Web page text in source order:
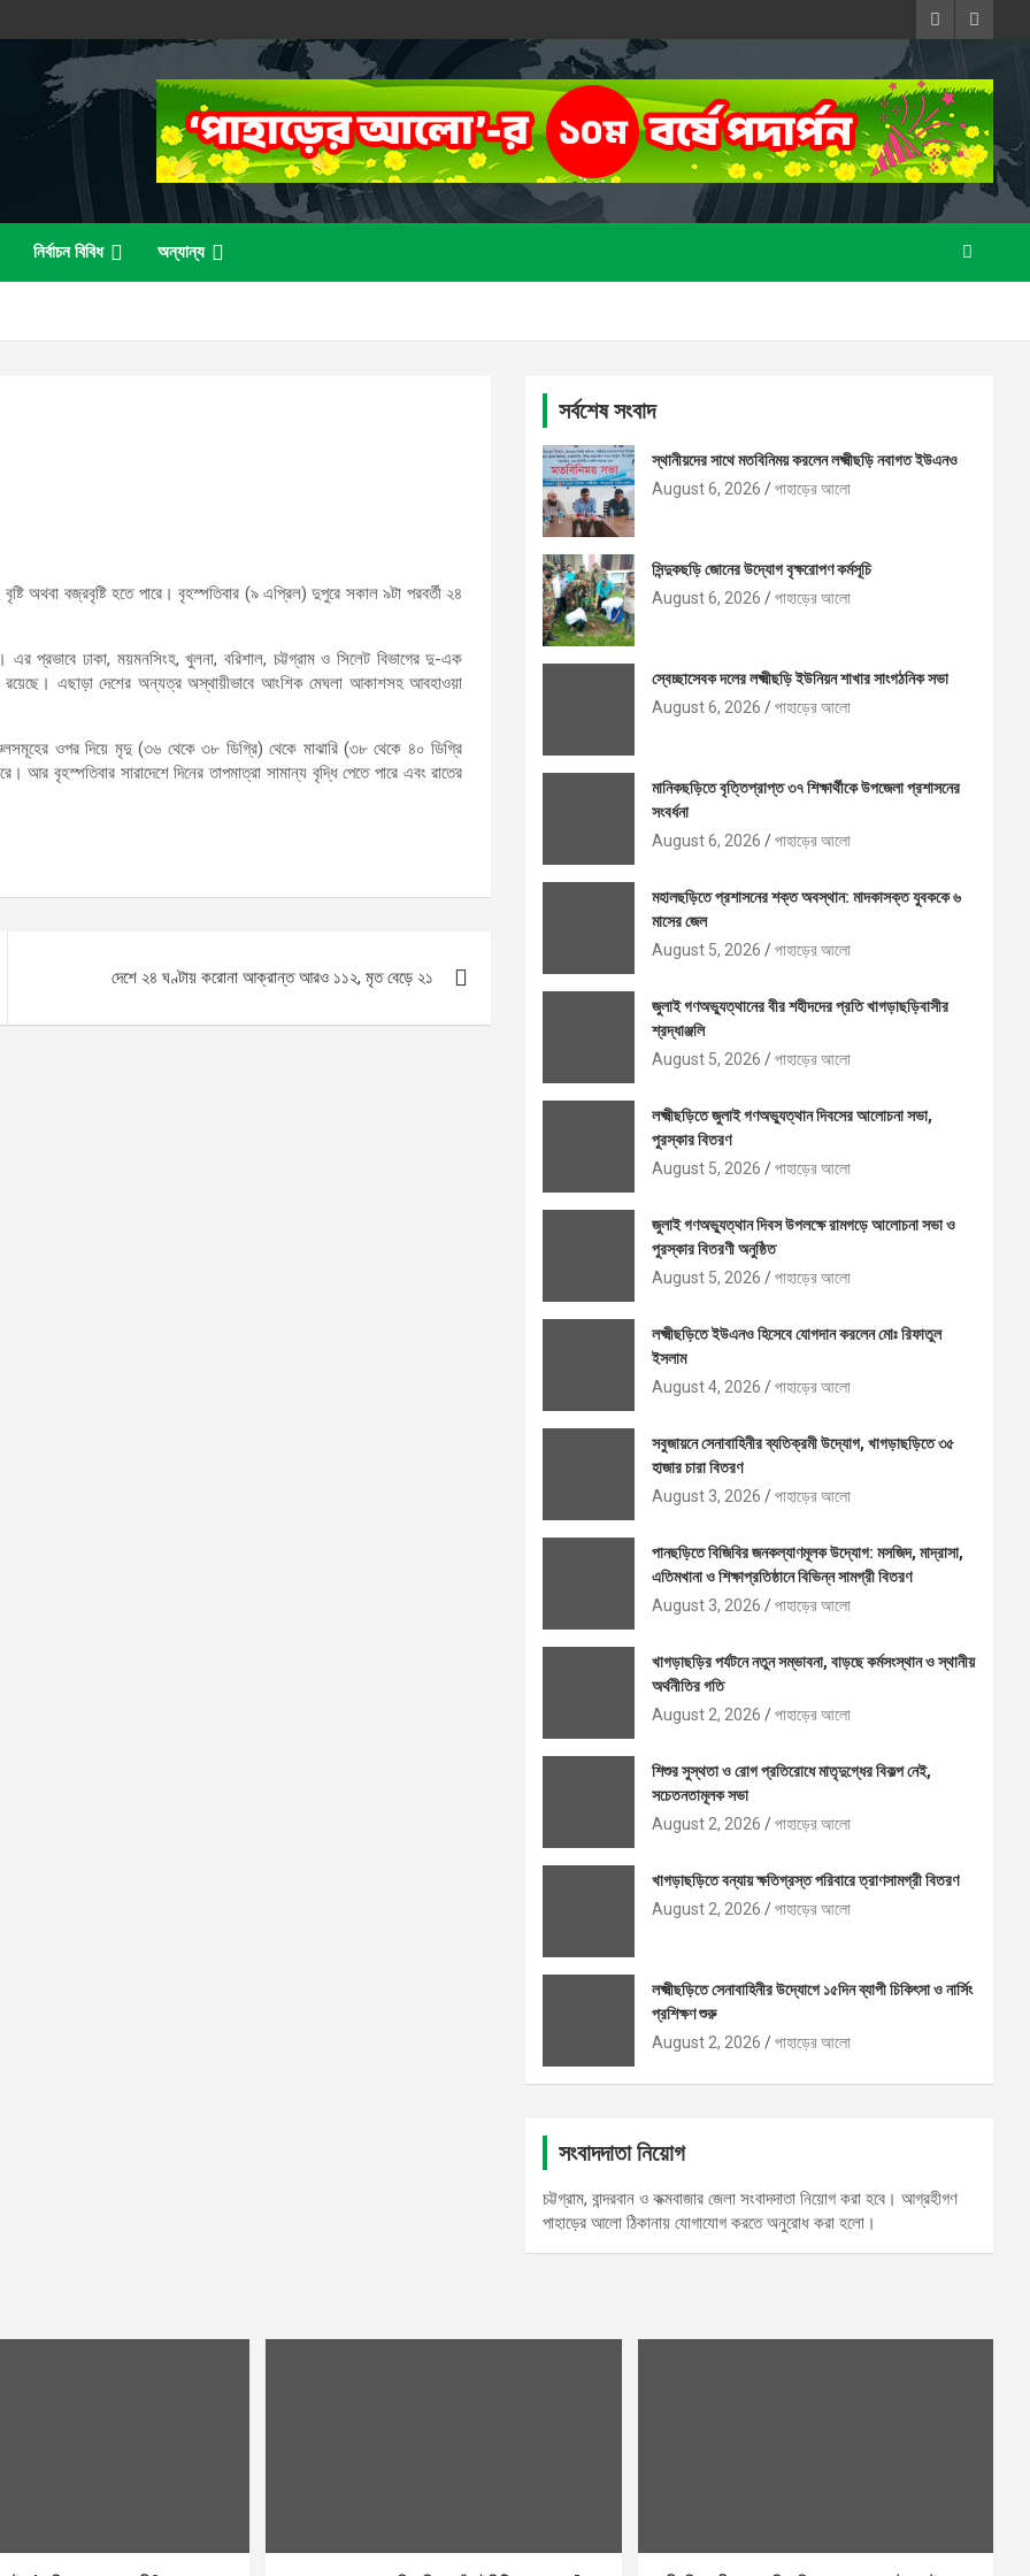
নির্বাচন বিবিধ অন্যান্য
অথবা বজ্রবৃষ্টি হতে পারে। বৃহস্পতিবার (৯ এপ্রিল) দুপুরে সকাল ৯টা পরবর্তী ২৪
এর প্রভাবে ঢাকা, ময়মনসিংহ, খুলনা, বরিশাল, চট্টগ্রাম ও সিলেট বিভাগের দু-এক
রয়েছে। এছাড়া দেশের অন্যত্র অস্থায়ীভাবে আংশিক মেঘলা আকাশসহ আবহাওয়া
ওপর দিয়ে মৃদু (৩৬ থেকে ৩৮ ডিগ্রি) থেকে মাঝারি (৩৮ থেকে ৪০ ডিগ্রি
আর বৃহস্পতিবার সারাদেশে দিনের তাপমাত্রা সামান্য বৃদ্ধি পেতে পারে এবং রাতের
দেশে ২৪ ঘণ্টায় করোনা আক্রান্ত আরও ১১২, মৃত বেড়ে ২১
সর্বশেষ সংবাদ
স্থানীয়দের সাথে মতবিনিময় করলেন লক্ষ্মীছড়ি নবাগত ইউএনও
August 6, 2026
পাহাড়ের আলো
সিন্দুকছড়ি জোনের উদ্যোগ বৃক্ষরোপণ কর্মসূচি
August 6, 2026
পাহাড়ের আলো
স্বেচ্ছাসেবক দলের লক্ষ্মীছড়ি ইউনিয়ন শাখার সাংগঠনিক সভা
August 6, 2026
পাহাড়ের আলো
মানিকছড়িতে বৃত্তিপ্রাপ্ত ৩৭ শিক্ষার্থীকে উপজেলা প্রশাসনের
সংবর্ধনা
August 6, 2026
পাহাড়ের আলো
মহালছড়িতে প্রশাসনের শক্ত অবস্থান: মাদকাসক্ত যুবককে ৬
মাসের জেল
August 5, 2026
পাহাড়ের আলো
জুলাই গণঅভ্যুত্থানের বীর শহীদদের প্রতি খাগড়াছড়িবাসীর
শ্রদ্ধাঞ্জলি
August 5, 2026
পাহাড়ের আলো
লক্ষ্মীছড়িতে জুলাই গণঅভ্যুত্থান দিবসের আলোচনা সভা,
পুরস্কার বিতরণ
August 5, 2026
পাহাড়ের আলো
জুলাই গণঅভ্যুত্থান দিবস উপলক্ষে রামগড়ে আলোচনা সভা ও
পুরস্কার বিতরণী অনুষ্ঠিত
August 5, 2026
পাহাড়ের আলো
লক্ষ্মীছড়িতে ইউএনও হিসেবে যোগদান করলেন মোঃ রিফাতুল
ইসলাম
August 4, 2026
পাহাড়ের আলো
সবুজায়নে সেনাবাহিনীর ব্যতিক্রমী উদ্যোগ, খাগড়াছড়িতে ৩৫
হাজার চারা বিতরণ
August 3, 2026
পাহাড়ের আলো
পানছড়িতে বিজিবির জনকল্যাণমূলক উদ্যোগ: মসজিদ, মাদ্রাসা,
এতিমখানা ও শিক্ষাপ্রতিষ্ঠানে বিভিন্ন সামগ্রী বিতরণ
August 3, 2026
পাহাড়ের আলো
খাগড়াছড়ির পর্যটনে নতুন সম্ভাবনা, বাড়ছে কর্মসংস্থান ও স্থানীয়
অর্থনীতির গতি
August 2, 2026
পাহাড়ের আলো
শিশুর সুস্থতা ও রোগ প্রতিরোধে মাতৃদুগ্ধের বিকল্প নেই,
সচেতনতামূলক সভা
August 2, 2026
পাহাড়ের আলো
খাগড়াছড়িতে বন্যায় ক্ষতিগ্রস্ত পরিবারে ত্রাণসামগ্রী বিতরণ
August 2, 2026
পাহাড়ের আলো
লক্ষ্মীছড়িতে সেনাবাহিনীর উদ্যোগে ১৫দিন ব্যাপী চিকিৎসা ও নার্সিং
প্রশিক্ষণ শুরু
August 2, 2026
পাহাড়ের আলো
সংবাদদাতা নিয়োগ
চট্টগ্রাম, বান্দরবান ও কক্মবাজার জেলা সংবাদদাতা নিয়োগ করা হবে। আগ্রহীগণ
পাহাড়ের আলো ঠিকানায় যোগাযোগ করতে অনুরোধ করা হলো।